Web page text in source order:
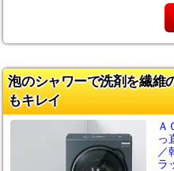
泡のシャワーで洗剤を繊維
もキレイ
Ａ
っ
／
ラ